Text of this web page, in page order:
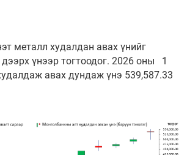
металл худалдан авах үнийг
үнээр тогтоодог. 2026 оны 1
авах дундаж үнэ 539,587.33